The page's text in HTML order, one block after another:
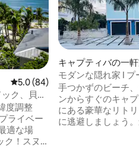
レビュー84件、5つ星中5.0つ
5.0 (84)
ク、貝殻
度調整
ライベー
適な場
ク！スヌ
キャプティバの一
モダンな隠れ家 I プ
ーション
手つかずのビーチ
ンからすぐのキャ
にある豪華なリト
に逃避しましょう